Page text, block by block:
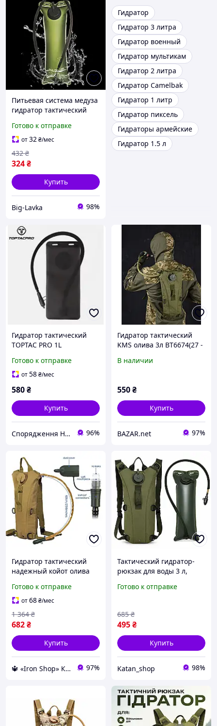
Питьевая система медуза
гидратор тактический
Готово к отправке
от32₴/мес
324₴
432 ₴
Купить
Big-Lavka 98%
Гидратор
Гидратор 3 литра
Гидратор военный
Гидратор мультикам
Гидратор 2 литра
Гидратор Camelbak
Гидратор 1 литр
Гидратор пиксель
Гидраторы армейские
Гидратор 1.5 л
Гидратор тактический
TOPTAC PRO 1L
Готово к отправке
от58₴/мес
580₴
Купить
Спорядження Hazardous 96%
Гидратор тактический
KMS олива 3л ВТ6674(27 -
В наличии
550₴
Купить
BAZAR.net 97%
Гидратор тактический
надежный койот олива
тактическая питьевая
система для бега
Готово к отправке
от68₴/мес
682₴
1 364 ₴
Купить
🔱 «Iron Shop» Компетентность! Качество товара! Быстрая отправка! ✅ 97%
Тактический гидратор-
рюкзак для воды 3 л,
Готово к отправке
495₴
685 ₴
Купить
Katan_shop 98%